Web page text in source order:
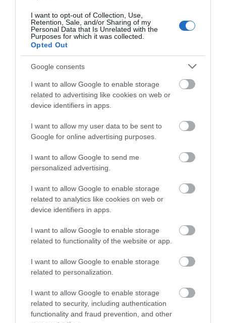
I want to opt-out of Collection, Use,
Retention, Sale, and/or Sharing of my
Personal Data that Is Unrelated with the
Purposes for which it was collected.
Opted Out
Google consents
I want to allow Google to enable storage
related to advertising like cookies on web or
device identifiers in apps.
I want to allow my user data to be sent to
Google for online advertising purposes.
I want to allow Google to send me
personalized advertising.
I want to allow Google to enable storage
related to analytics like cookies on web or
device identifiers in apps.
I want to allow Google to enable storage
related to functionality of the website or app.
I want to allow Google to enable storage
related to personalization.
I want to allow Google to enable storage
related to security, including authentication
functionality and fraud prevention, and other
Πού θα γίνει το επόμενο πανηγύρι
στην Εύβοια με τη Μαρία Νομικού
10.08.2026 | 13:00
e-ΕΦΚΑ και ΔΥΠΑ: Ποιοι θα
ημέρες
10.08.2026 | 12:40
Κόκκινος συναγερμός για φωτιά
σήμερα στην Εύβοια – Προσοχή
10.08.2026 | 12:20
Πέθανε κτηνοτρόφος μετά τη
10.08.2026 | 12:00
Αυτά τα σχολεία αναβαθμίζονται
στην Εύβοια – Τι έργα γίνονται –
Δείτε εικόνες
10.08.2026 | 11:40
γίνει αύριο στα σοκάκια αυτού
χωριού
10.08.2026 | 11:20